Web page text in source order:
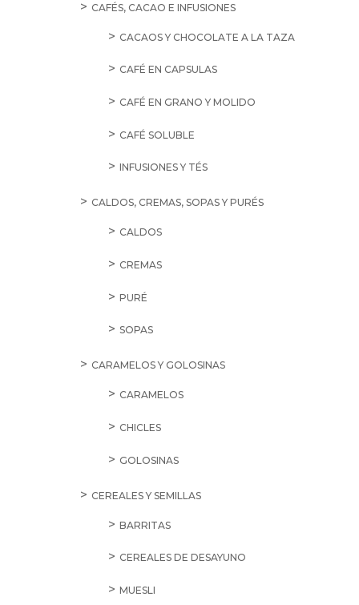
CAFÉS, CACAO E INFUSIONES
CACAOS Y CHOCOLATE A LA TAZA
CAFÉ EN CAPSULAS
CAFÉ EN GRANO Y MOLIDO
CAFÉ SOLUBLE
INFUSIONES Y TÉS
CALDOS, CREMAS, SOPAS Y PURÉS
CALDOS
CREMAS
PURÉ
SOPAS
CARAMELOS Y GOLOSINAS
CARAMELOS
CHICLES
GOLOSINAS
CEREALES Y SEMILLAS
BARRITAS
CEREALES DE DESAYUNO
MUESLI